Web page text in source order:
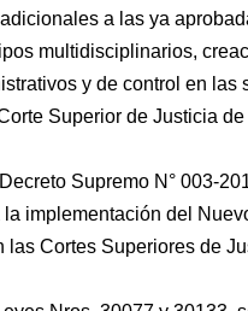
a las ya
multidisciplinarios,
y de control en
Superior de Justicia
Supremo N° 003-
implementación del
las Cortes Superiores de